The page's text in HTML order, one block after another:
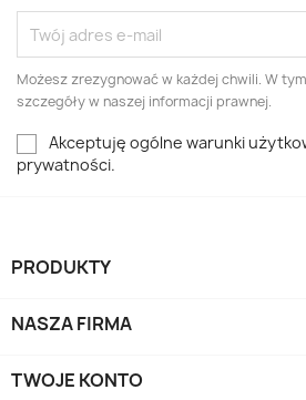
Możesz zrezygnować w każdej chwili. W
szczegóły w naszej informacji prawnej.
Akceptuję ogólne warunki
prywatności.
PRODUKTY
NASZA FIRMA
TWOJE KONTO